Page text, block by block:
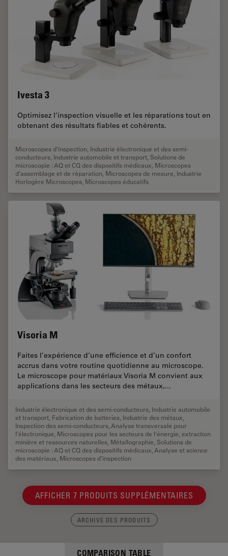
Ivesta 3
Optimisez l’inspection visuelle et les réparations tout en
obtenant des résultats fiables et cohérents.
Microscopes d’inspection Industrie électronique et des semi-
conducteurs Industrie automobile et transport Solutions de
microscopie : AQ et CQ des dispositifs médicaux Microscopes
d’assemblage et de réparation Microscopes de mesure Industrie
Horlogère Microscopes Microscopes éducatifs
Visoria M
Faites l’expérience d’une efficience et d’un confort
accrus dans votre routine quotidienne au microscope.
Le microscope pour matériaux Visoria M convient aux
applications dans les secteurs des métaux,...
Industrie électronique et des semi-conducteurs, Industrie automobile
et transport, Fabrication de batteries, Industrie des métaux,
Inspection des semi-conducteurs,Analyse transversale pour
l’électronique, Microscopes pour les secteurs de l'énergie, extraction
minière et ressources naturelles, Métallographie, Solutions de
microscopie : AQ et CQ des dispositifs médicaux,Analyse et science
des matériaux, Microscopes d’inspection
AFFICHER 7 PRODUITS SUPPLÉMENTAIRES
ARCHIVE DES PRODUITS
COMPARISON TABLE